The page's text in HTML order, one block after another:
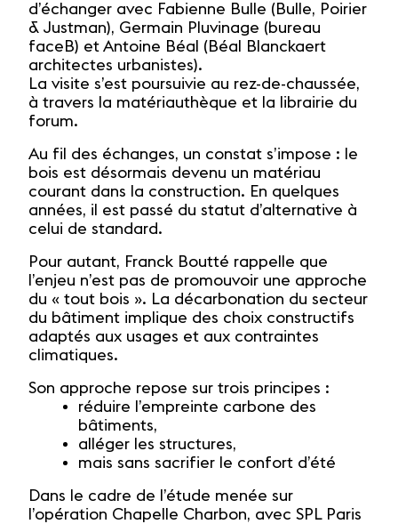
d’échanger avec Fabienne Bulle (Bulle, Poirier
& Justman), Germain Pluvinage (bureau
faceB) et Antoine Béal (Béal Blanckaert
architectes urbanistes).
La visite s’est poursuivie au rez-de-chaussée,
à travers la matériauthèque et la librairie du
forum.
Au fil des échanges, un constat s’impose : le
bois est désormais devenu un matériau
courant dans la construction. En quelques
années, il est passé du statut d’alternative à
celui de standard.
Pour autant, Franck Boutté rappelle que
l’enjeu n’est pas de promouvoir une approche
du « tout bois ». La décarbonation du secteur
du bâtiment implique des choix constructifs
adaptés aux usages et aux contraintes
climatiques.
Son approche repose sur trois principes :
réduire l’empreinte carbone des
bâtiments,
alléger les structures,
mais sans sacrifier le confort d’été
Dans le cadre de l’étude menée sur
l’opération Chapelle Charbon, avec SPL Paris